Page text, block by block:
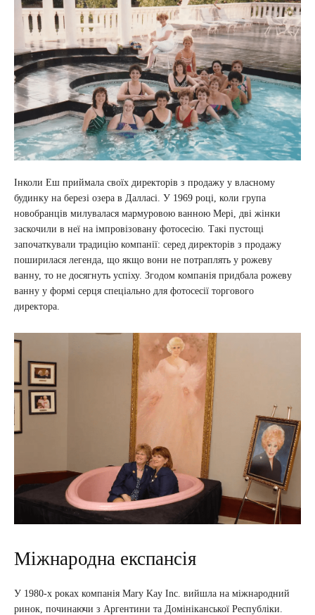
Інколи Еш приймала своїх директорів з продажу у власному
будинку на березі озера в Далласі. У 1969 році, коли група
новобранців милувалася мармуровою ванною Мері, дві жінки
заскочили в неї на імпровізовану фотосесію. Такі пустощі
започаткували традицію компанії: серед директорів з продажу
поширилася легенда, що якщо вони не потраплять у рожеву
ванну, то не досягнуть успіху. Згодом компанія придбала рожеву
ванну у формі серця спеціально для фотосесії торгового
директора.
Міжнародна експансія
У 1980-х роках компанія Mary Kay Inc. вийшла на міжнародний
ринок, починаючи з Аргентини та Домініканської Республіки.